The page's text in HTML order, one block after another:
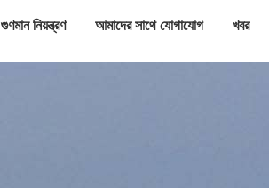
গুণমান নিয়ন্ত্রণ আমাদের সাথে যোগাযোগ খবর